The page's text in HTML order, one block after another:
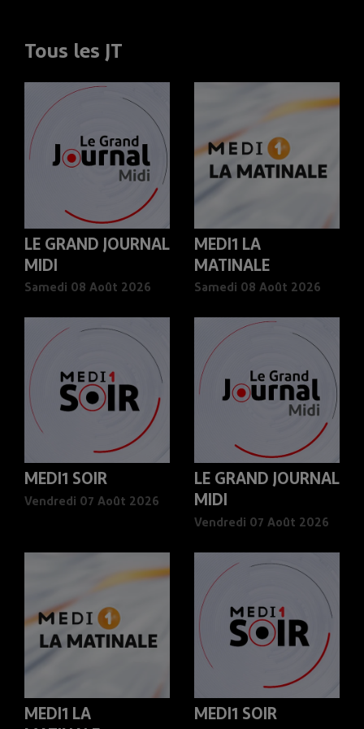
Tous les JT
LE GRAND JOURNAL
MIDI
Samedi 08 Août 2026
MEDI1 LA
MATINALE
Samedi 08 Août 2026
MEDI1 SOIR
Vendredi 07 Août 2026
LE GRAND JOURNAL
MIDI
Vendredi 07 Août 2026
MEDI1 LA
MEDI1 SOIR